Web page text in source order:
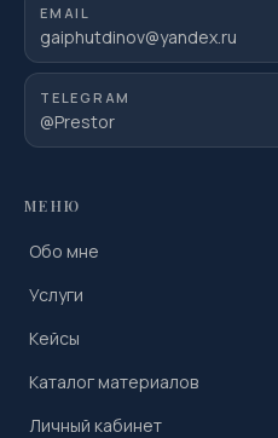
EMAIL
gaiphutdinov@yandex.ru
TELEGRAM
@Prestor
МЕНЮ
Обо мне
Услуги
Кейсы
Каталог материалов
Личный кабинет